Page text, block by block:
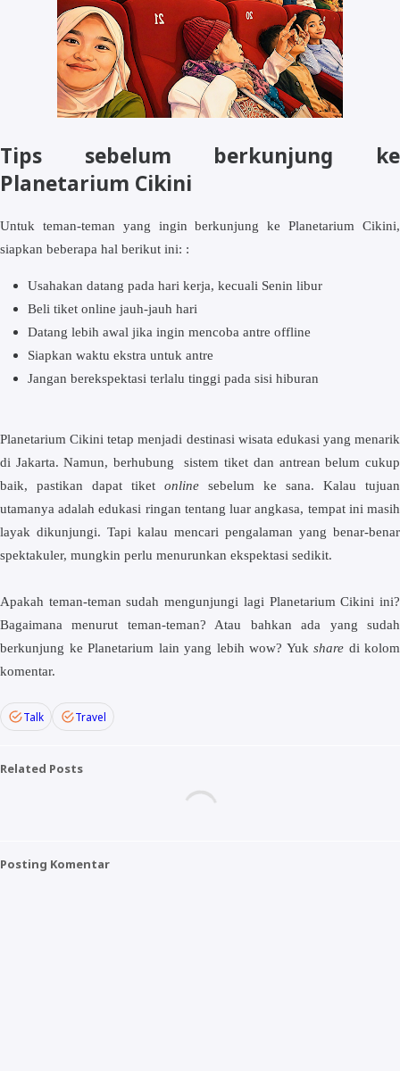
Tips sebelum berkunjung ke
Planetarium Cikini
Untuk teman-teman yang ingin berkunjung ke Planetarium Cikini,
siapkan beberapa hal berikut ini: :
Usahakan datang pada hari kerja, kecuali Senin libur
Beli tiket online jauh-jauh hari
Datang lebih awal jika ingin mencoba antre offline
Siapkan waktu ekstra untuk antre
Jangan berekspektasi terlalu tinggi pada sisi hiburan
Planetarium Cikini tetap menjadi destinasi wisata edukasi yang menarik
di Jakarta. Namun, berhubung sistem tiket dan antrean belum cukup
baik, pastikan dapat tiket online sebelum ke sana. Kalau tujuan
utamanya adalah edukasi ringan tentang luar angkasa, tempat ini masih
layak dikunjungi. Tapi kalau mencari pengalaman yang benar-benar
spektakuler, mungkin perlu menurunkan ekspektasi sedikit.
Apakah teman-teman sudah mengunjungi lagi Planetarium Cikini ini?
Bagaimana menurut teman-teman? Atau bahkan ada yang sudah
berkunjung ke Planetarium lain yang lebih wow? Yuk share di kolom
komentar.
Talk Travel
Related Posts
Posting Komentar